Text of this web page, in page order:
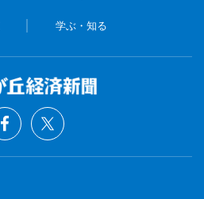
学ぶ・知る